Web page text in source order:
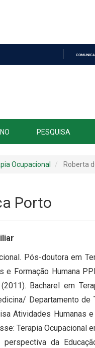
PESQUISA
Ocupacional Roberta
Porto
Pós-doutora em
e Formação Humana
Bacharel em
Departamento de
Atividades Humanas
Terapia Ocupacional
da